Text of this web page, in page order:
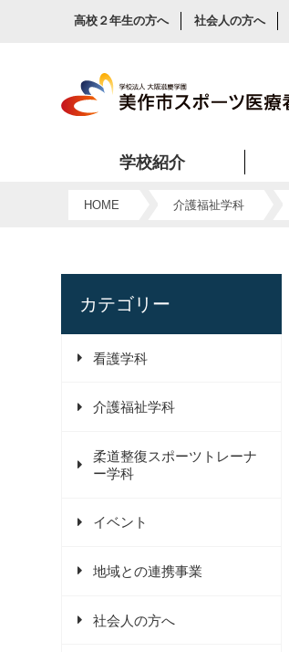
高校２年生の方へ 社会人の方へ
学校紹介
HOME 介護福祉学科
カテゴリー
看護学科
介護福祉学科
柔道整復スポーツトレーナ
ー学科
イベント
地域との連携事業
社会人の方へ